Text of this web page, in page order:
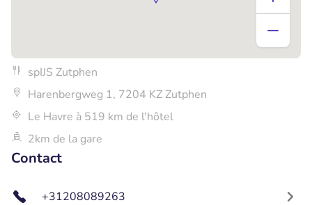
spIJS Zutphen
Harenbergweg 1, 7204 KZ Zutphen
Le Havre à 519 km de l'hôtel
2km de la gare
Contact
+31208089263